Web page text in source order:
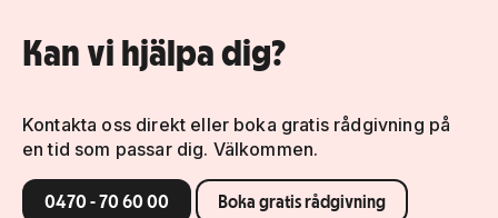
Kan vi hjälpa dig?
Kontakta oss direkt eller boka gratis rådgivning på
en tid som passar dig. Välkommen.
0470 - 70 60 00 Boka gratis rådgivning